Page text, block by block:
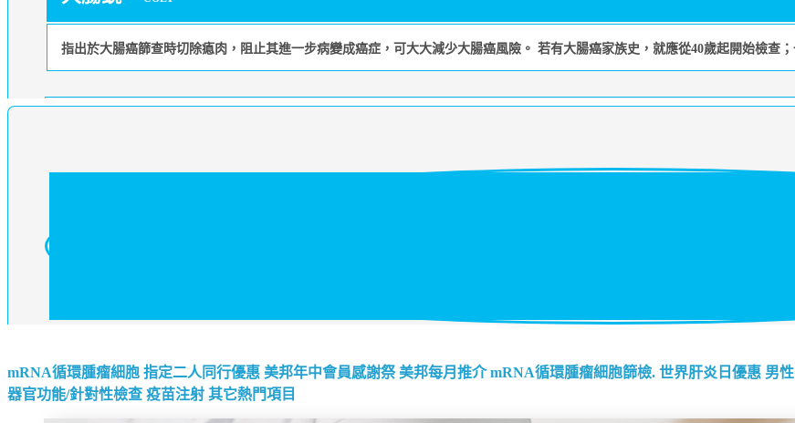
指出於大腸癌篩查時切除瘜肉，阻止其進一步病變成癌症，可大大減少大腸癌風險。 若有大腸癌家族史，就應從40歲起開始檢查
mRNA循環腫瘤細胞 指定二人同行優惠 美邦年中會員感謝祭 美邦每月推介 mRNA循環腫瘤細胞篩檢. 世界肝炎日優惠 男
器官功能/針對性檢查 疫苗注射 其它熱門項目